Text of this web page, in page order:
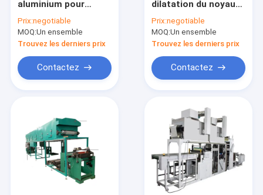
aluminium pour
noyau de nid d'abeille
Prix:negotiable
MOQ:Un ensemble
Trouvez les derniers prix
Contactez
dilatation du noyau
Prix:negotiable
MOQ:Un ensemble
Trouvez les derniers prix
Contactez